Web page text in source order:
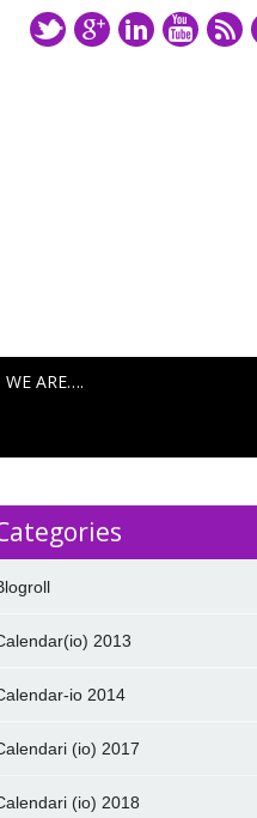
ARE….
2013
io 2014
(io) 2017
(io) 2018